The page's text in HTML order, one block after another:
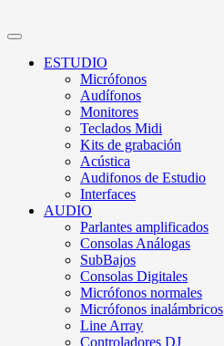
ESTUDIO
Micrófonos
Audífonos
Monitores
Teclados Midi
Kits de grabación
Acústica
Audifonos de Estudio
Interfaces
AUDIO
Parlantes amplificados
Consolas Análogas
SubBajos
Consolas Digitales
Micrófonos normales
Micrófonos inalámbricos
Line Array
Controladores DJ